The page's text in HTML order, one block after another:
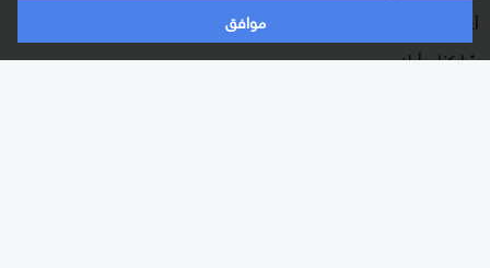
موافق
أعلن معنا
شاركنا برأيك